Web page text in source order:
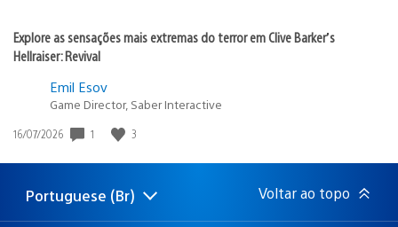
Explore as sensações mais extremas do terror em Clive Barker’s
Hellraiser: Revival
Emil Esov
Game Director, Saber Interactive
Data
publicação:
16/07/2026 1 3
Selecione
uma
Região
atual:
Portuguese (Br) Voltar ao topo